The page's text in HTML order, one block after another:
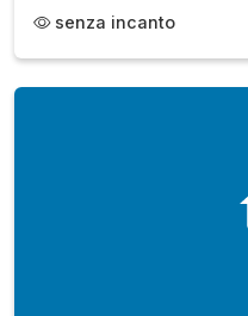
senza incanto